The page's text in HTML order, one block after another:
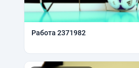
Работа 2371982